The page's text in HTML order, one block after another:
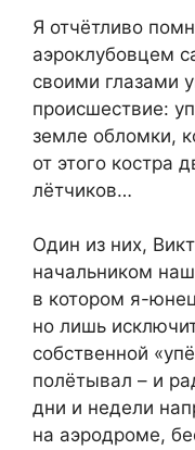
Я отчётливо
аэроклубовцем
своими глазами
происшествие:
земле обломки,
от этого костра
лётчиков…
Один из них,
начальником
в котором я-
но лишь
собственной
полётывал – и
дни и недели
на аэродроме,